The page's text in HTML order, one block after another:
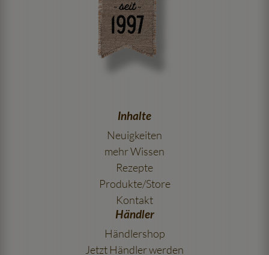
Inhalte
Neuigkeiten
mehr Wissen
Rezepte
Produkte/Store
Kontakt
Händler
Händlershop
Jetzt Händler werden